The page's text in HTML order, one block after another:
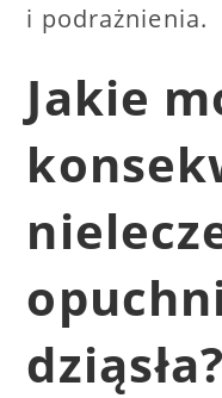
i podrażnienia.
Jakie
dziąsła?